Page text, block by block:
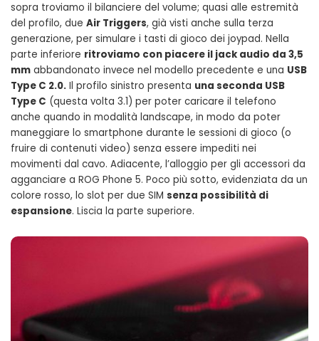
sopra troviamo il bilanciere del volume; quasi alle estremità
del profilo, due Air Triggers, già visti anche sulla terza
generazione, per simulare i tasti di gioco dei joypad. Nella
parte inferiore ritroviamo con piacere il jack audio da 3,5
mm abbandonato invece nel modello precedente e una USB
Type C 2.0. Il profilo sinistro presenta una seconda USB
Type C (questa volta 3.1) per poter caricare il telefono
anche quando in modalità landscape, in modo da poter
maneggiare lo smartphone durante le sessioni di gioco (o
fruire di contenuti video) senza essere impediti nei
movimenti dal cavo. Adiacente, l’alloggio per gli accessori da
agganciare a ROG Phone 5. Poco più sotto, evidenziata da un
colore rosso, lo slot per due SIM senza possibilità di
espansione. Liscia la parte superiore.